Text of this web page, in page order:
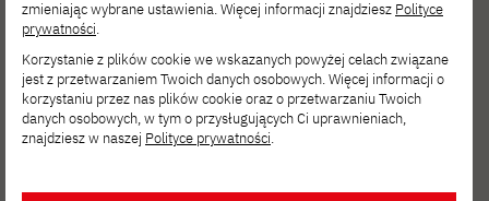
O Absolwencie
Michał Gołda – ukończył Technologie
chemiczną i Inżynierie oprogramowania na
Michał Gołda – wywiad
zmieniając wybrane ustawienia. Więcej informacji znajdziesz Polityce
prywatności.
Korzystanie z plików cookie we wskazanych powyżej celach związane
jest z przetwarzaniem Twoich danych osobowych. Więcej informacji o
korzystaniu przez nas plików cookie oraz o przetwarzaniu Twoich
danych osobowych, w tym o przysługujących Ci uprawnieniach,
znajdziesz w naszej Polityce prywatności.